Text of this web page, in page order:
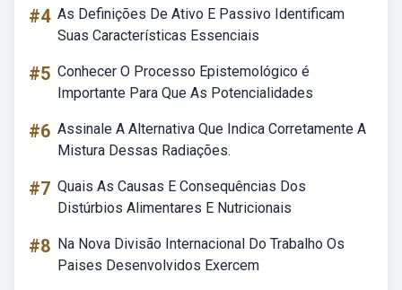
#4 As Definições De Ativo E Passivo Identificam
Suas Características Essenciais
#5 Conhecer O Processo Epistemológico é
Importante Para Que As Potencialidades
#6 Assinale A Alternativa Que Indica Corretamente A
Mistura Dessas Radiações.
#7 Quais As Causas E Consequências Dos
Distúrbios Alimentares E Nutricionais
#8 Na Nova Divisão Internacional Do Trabalho Os
Paises Desenvolvidos Exercem